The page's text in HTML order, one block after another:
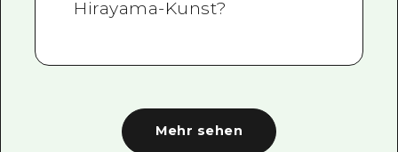
Hirayama-Kunst?
Mehr sehen